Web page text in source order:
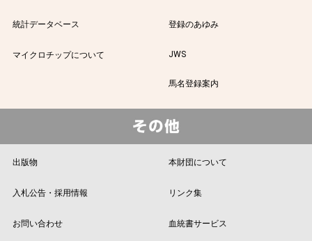
統計データベース 登録のあゆみ
マイクロチップについて JWS
馬名登録案内
出版物 本財団について
入札公告・採用情報 リンク集
お問い合わせ 血統書サービス